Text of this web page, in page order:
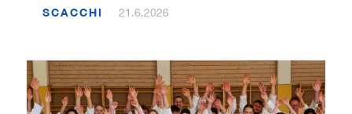
SCACCHI 21.6.2026